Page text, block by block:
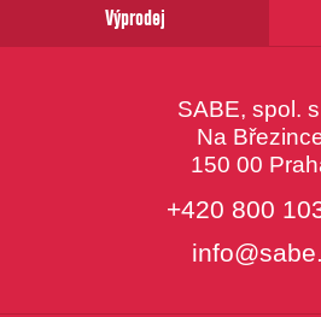
Výprodej
SABE, spol.
Na
150 00
+420 800